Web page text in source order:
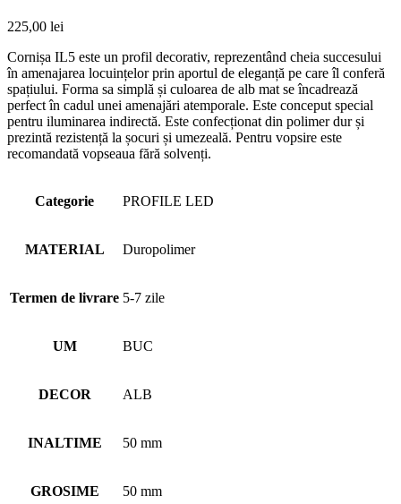
225,00 lei
Cornișa IL5 este un profil decorativ, reprezentând cheia succesului
în amenajarea locuințelor prin aportul de eleganță pe care îl conferă
spațiului. Forma sa simplă și culoarea de alb mat se încadrează
perfect în cadul unei amenajări atemporale. Este conceput special
pentru iluminarea indirectă. Este confecționat din polimer dur și
prezintă rezistență la șocuri și umezeală. Pentru vopsire este
recomandată vopseaua fără solvenți.
Categorie PROFILE LED
MATERIAL Duropolimer
Termen de livrare 5-7 zile
UM BUC
DECOR ALB
INALTIME 50 mm
GROSIME 50 mm